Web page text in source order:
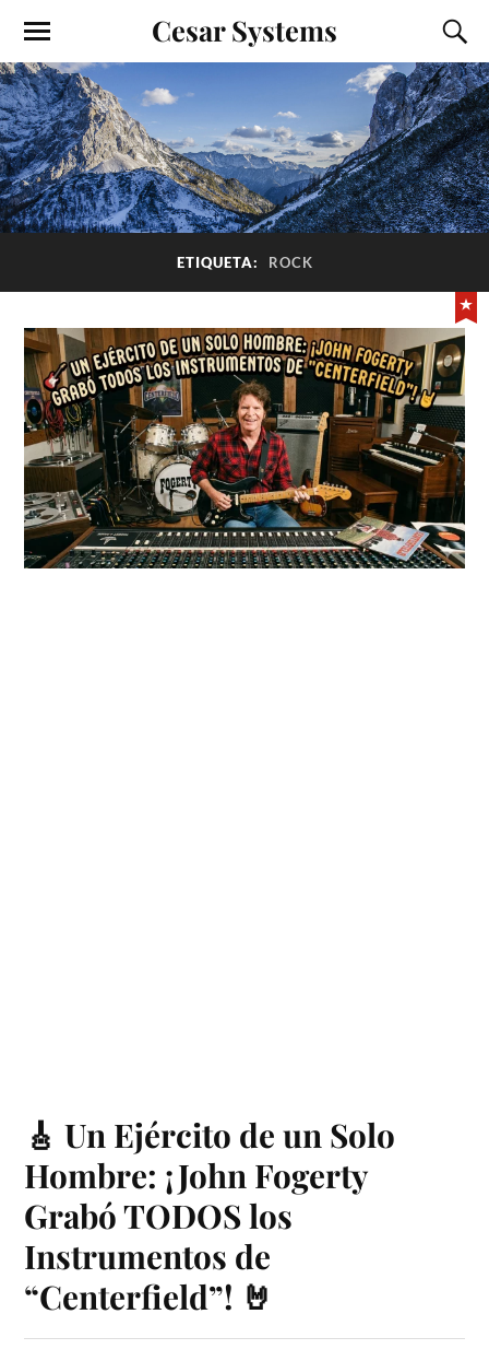
Cesar Systems
ETIQUETA: ROCK
🎸 Un Ejército de un Solo
Hombre: ¡John Fogerty
Grabó TODOS los
Instrumentos de
“Centerfield”! 🤘